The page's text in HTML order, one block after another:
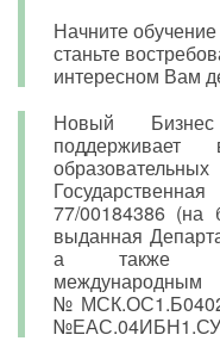
Начните
станьте
интересном Вам
Новый
поддерживает
77/00184386 (на
выданная
а также